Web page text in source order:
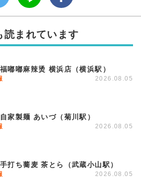
読まれています
嘟嘟麻辣烫 横浜店（横浜駅）
2026.08.05
家製麺 あいづ（菊川駅）
2026.08.05
打ち蕎麦 茶とら（武蔵小山駅）
2026.08.05